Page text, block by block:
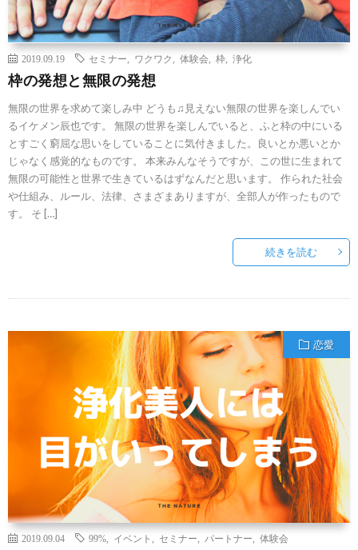
2019.09.19 セミナー ワクワク 体験会 枠 浄化
枠の発想と無限の発想
無限の世界を求めて楽しみ中 どうも♫見えない無限の世界を楽しんでい
るイケメン辰也です。 無限の世界を楽しんでいると、ふと枠の中にいる
とすごく窮屈な思いをしていることに気付きました。良いとか悪いとか
じゃなく感覚的なものです。 本来みんなそうですが、この世に生まれて
無限の可能性と世界で生きているはずなんだと思います。 作られた社会
や仕組み、ルール、法律、さまざまありますが、全部人が作ったもので
す。 そ […]
続きを読む
恋愛
2019.09.04 99% イベント セミナー パートナー 体験会